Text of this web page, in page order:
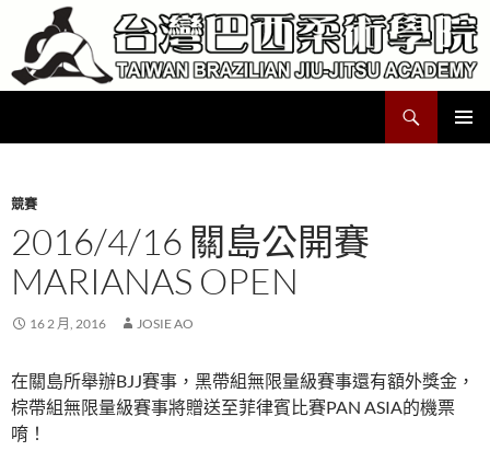
要
容
競賽
2016/4/16 關島公開賽
MARIANAS OPEN
16 2 月, 2016 JOSIE AO
在關島所舉辦BJJ賽事，黑帶組無限量級賽事還有額外獎金，
棕帶組無限量級賽事將贈送至菲律賓比賽PAN ASIA的機票
唷！